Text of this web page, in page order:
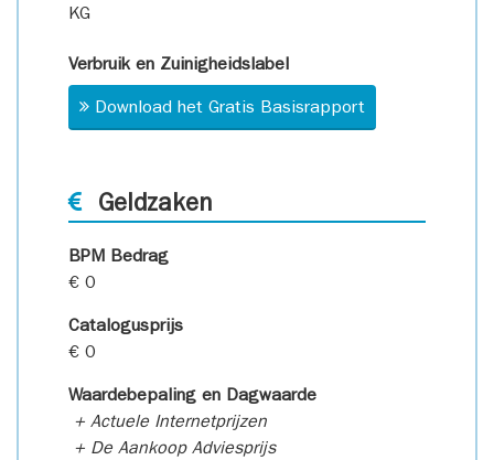
KG
Verbruik en Zuinigheidslabel
Download het Gratis Basisrapport
Geldzaken
BPM Bedrag
€ 0
Catalogusprijs
€ 0
Waardebepaling en Dagwaarde
+ Actuele Internetprijzen
+ De Aankoop Adviesprijs